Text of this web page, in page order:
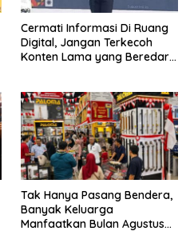
Cermati Informasi Di Ruang
Digital, Jangan Terkecoh
Konten Lama yang Beredar
Tak Hanya Pasang Bendera,
Banyak Keluarga
Manfaatkan Bulan Agustus